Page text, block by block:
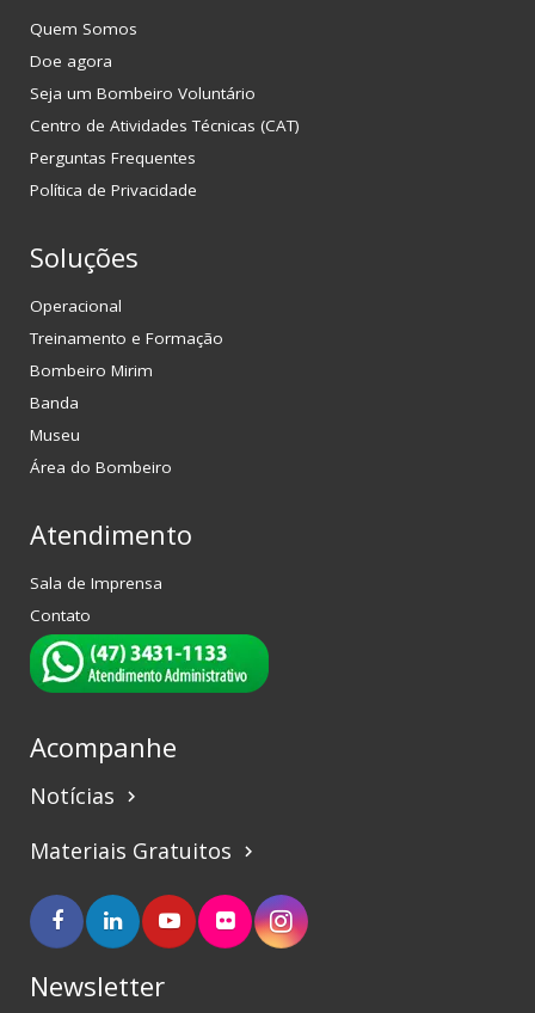
Quem Somos
Doe agora
Seja um Bombeiro Voluntário
Centro de Atividades Técnicas (CAT)
Perguntas Frequentes
Política de Privacidade
Soluções
Operacional
Treinamento e Formação
Bombeiro Mirim
Banda
Museu
Área do Bombeiro
Atendimento
Sala de Imprensa
Contato
Acompanhe
Notícias keyboard_arrow_right
Materiais Gratuitos keyboard_arrow_right
Newsletter